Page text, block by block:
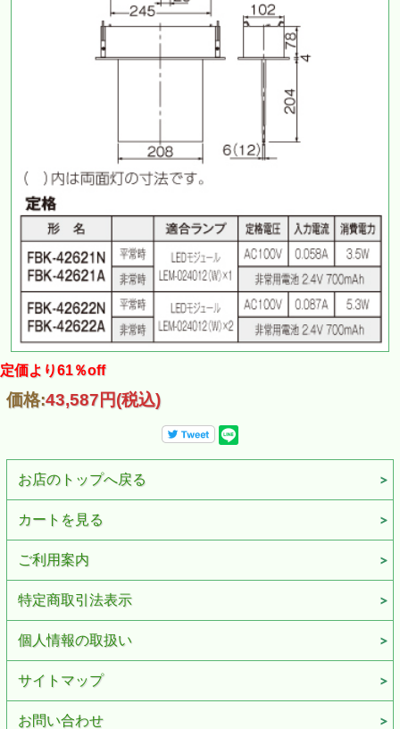
定価より61％off
価格:43,587円(税込)
お店のトップへ戻る
カートを見る
ご利用案内
特定商取引法表示
個人情報の取扱い
サイトマップ
お問い合わせ